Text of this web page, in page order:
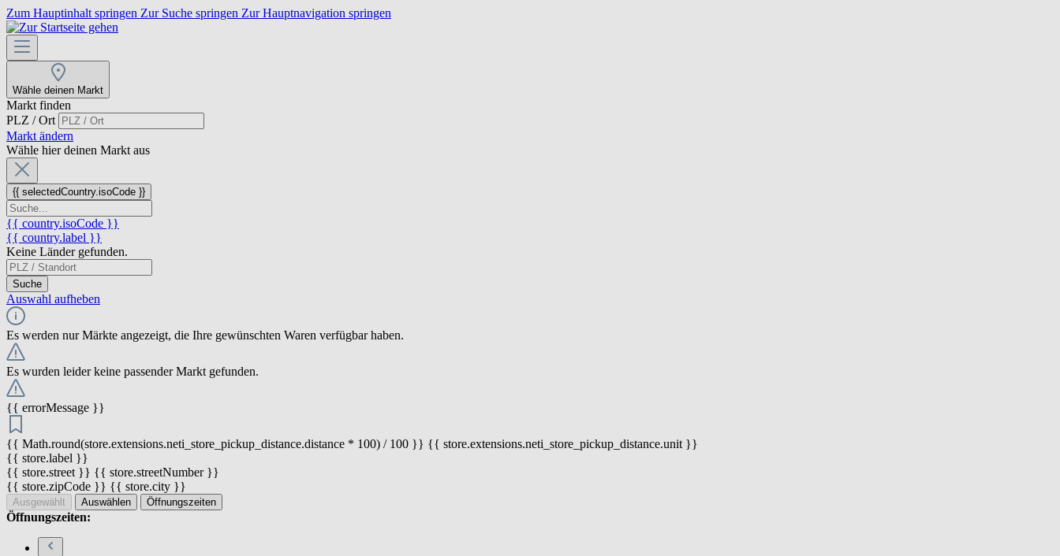
Zum Hauptinhalt springen Zur Suche springen Zur Hauptnavigation springen
Wähle deinen Markt
Markt finden
PLZ / Ort
Markt ändern
Wähle hier deinen Markt aus
{{ selectedCountry.isoCode }}
{{ country.isoCode }}
{{ country.label }}
Keine Länder gefunden.
Suche
Auswahl aufheben
Es werden nur Märkte angezeigt, die Ihre gewünschten Waren verfügbar haben.
Es wurden leider keine passender Markt gefunden.
{{ errorMessage }}
{{ Math.round(store.extensions.neti_store_pickup_distance.distance * 100) / 100 }} {{ store.extensions.neti_store_pickup_distance.unit }}
{{ store.label }}
{{ store.street }} {{ store.streetNumber }}
{{ store.zipCode }} {{ store.city }}
Ausgewählt Auswählen Öffnungszeiten
Öffnungszeiten: